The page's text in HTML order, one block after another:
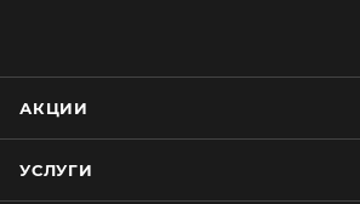
АКЦИИ
УСЛУГИ